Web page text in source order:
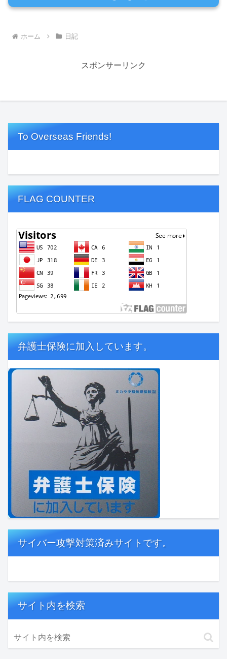
ホーム 日記
スポンサーリンク
To Overseas Friends!
FLAG COUNTER
弁護士保険に加入しています。
サイバー攻撃対策済みサイトです。
サイト内を検索